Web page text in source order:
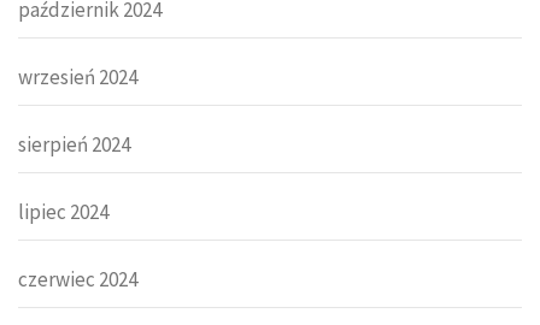
październik 2024
wrzesień 2024
sierpień 2024
lipiec 2024
czerwiec 2024